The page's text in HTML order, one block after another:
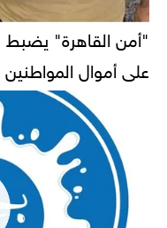
"أمن القاهرة"
على أموال